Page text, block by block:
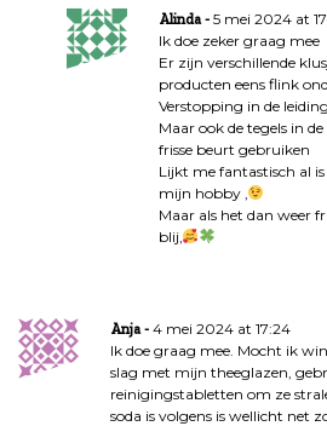
Alinda
5 mei 2024 at
Ik doe zeker graag mee
Er zijn verschillende
producten eens flink
Verstopping in de
Maar ook de tegels in
frisse beurt gebruiken
Lijkt me fantastisch al
mijn hobby ,
Maar als het dan weer
blij,
Anja
4 mei 2024 at 17:24
Ik doe graag mee. Mocht ik
slag met mijn theeglazen,
reinigingstabletten om ze
soda is volgens is wellicht net